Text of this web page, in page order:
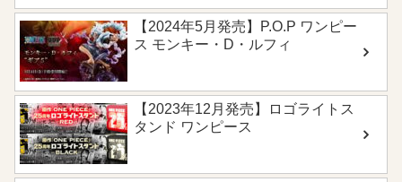
【2024年5月発売】P.O.P ワンピー
ス モンキー・D・ルフィ
【2023年12月発売】ロゴライトス
タンド ワンピース